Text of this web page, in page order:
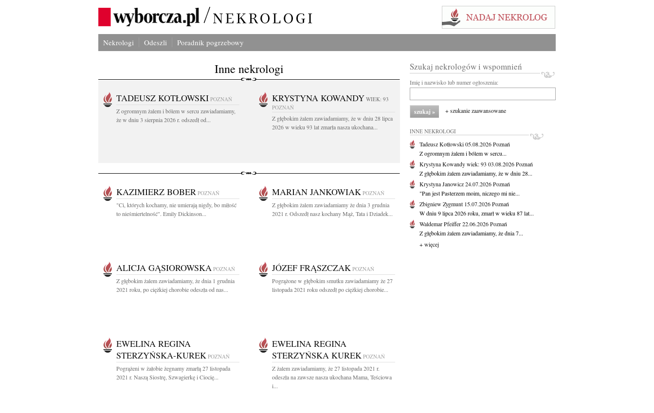
Nekrologi Odeszli Poradnik pogrzebowy
Inne nekrologi
TADEUSZ KOTŁOWSKI POZNAŃ
Z ogromnym żalem i bólem w sercu zawiadamiamy,
że w dniu 3 sierpnia 2026 r. odszedł od...
KRYSTYNA KOWANDY WIEK: 93
POZNAŃ
Z głębokim żalem zawiadamiamy, że w dniu 28 lipca
2026 w wieku 93 lat zmarła nasza ukochana...
KAZIMIERZ BOBER POZNAŃ
"Ci, których kochamy, nie umierają nigdy, bo miłość
to nieśmiertelność". Emily Dickinson...
MARIAN JANKOWIAK POZNAŃ
Z głębokim żalem zawiadamiamy że dnia 3 grudnia
2021 r. Odszedł nasz kochany Mąż, Tata i Dziadek...
ALICJA GĄSIOROWSKA POZNAŃ
Z głębokim żalem zawiadamiamy, że dnia 1 grudnia
2021 roku, po ciężkiej chorobie odeszła od nas...
JÓZEF FRĄSZCZAK POZNAŃ
Pogrążone w głębokim smutku zawiadamiamy że 27
listopada 2021 roku odszedł po ciężkiej chorobie...
EWELINA REGINA
STERZYŃSKA-KUREK POZNAŃ
Pogrążeni w żałobie żegnamy zmarłą 27 listopada
2021 r. Naszą Siostrę, Szwagierkę i Ciocię...
EWELINA REGINA
STERZYŃSKA KUREK POZNAŃ
Z żalem zawiadamiamy, że 27 listopada 2021 r.
odeszła na zawsze nasza ukochana Mama, Teściowa
i...
Szukaj nekrologów i wspomnień
Imię i nazwisko lub numer ogłoszenia:
+ szukanie zaawansowane
INNE NEKROLOGI
Tadeusz Kotłowski05.08.2026Poznań
Z ogromnym żalem i bólem w sercu...
Krystyna Kowandywiek: 93 03.08.2026Poznań
Z głębokim żalem zawiadamiamy, że w dniu 28...
Krystyna Janowicz24.07.2026Poznań
"Pan jest Pasterzem moim, niczego mi nie...
Zbigniew Zygmunt 15.07.2026Poznań
W dniu 9 lipca 2026 roku, zmarł w wieku 87 lat...
Waldemar Pfeiffer22.06.2026Poznań
Z głębokim żalem zawiadamiamy, że dnia 7...
+ więcej